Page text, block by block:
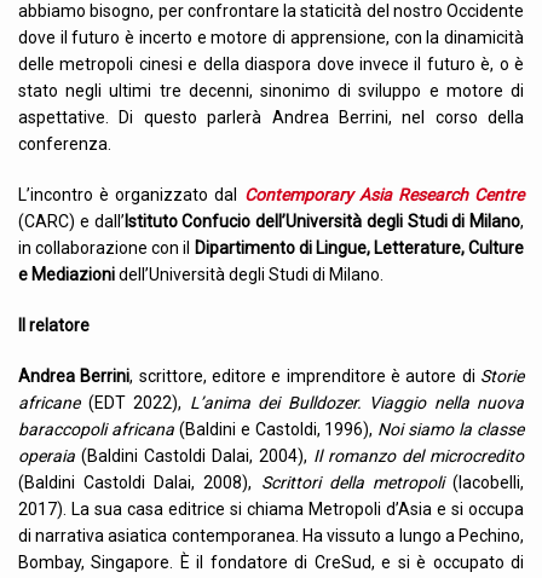
abbiamo bisogno, per confrontare la staticità del nostro Occidente
dove il futuro è incerto e motore di apprensione, con la dinamicità
delle metropoli cinesi e della diaspora dove invece il futuro è, o è
stato negli ultimi tre decenni, sinonimo di sviluppo e motore di
aspettative. Di questo parlerà Andrea Berrini, nel corso della
conferenza.
L’incontro è organizzato dal Contemporary Asia Research Centre
(CARC) e dall’ Istituto Confucio dell’Università degli Studi di Milano,
in collaborazione con il
Dipartimento di Lingue, Letterature, Culture
e Mediazionidell’Università degli Studi di Milano.
Il relatore
Andrea Berrini, scrittore, editore e imprenditore è autore di Storie
africane(EDT 2022), L’anima dei Bulldozer. Viaggio nella nuova
baraccopoli africana(Baldini e Castoldi, 1996), Noi siamo la classe
operaia (Baldini Castoldi Dalai, 2004), Il romanzo del microcredito
(Baldini Castoldi Dalai, 2008), Scrittori della metropoli(Iacobelli,
2017). La sua casa editrice si chiama Metropoli d’Asia e si occupa
di narrativa asiatica contemporanea. Ha vissuto a lungo a Pechino,
Bombay, Singapore. È il fondatore di CreSud, e si è occupato di